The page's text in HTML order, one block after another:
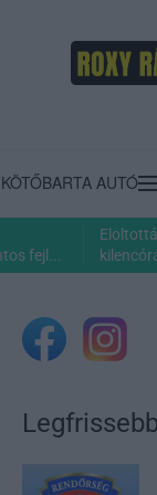
BARTA AUTÓ
fejl...